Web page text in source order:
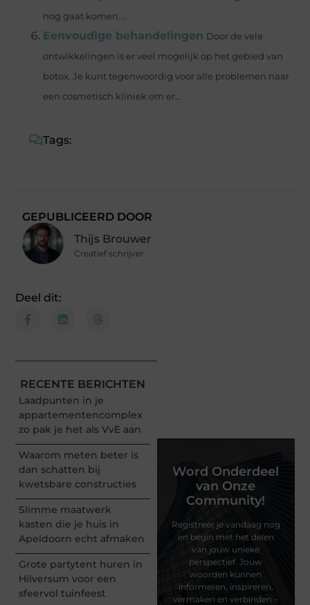
nog gaat komen....
Eenvoudige behandelingen Door de vele
ontwikkelingen is er veel mogelijk op het gebied van
botox. Je kunt tegenwoordig voor alle problemen naar
een cosmetisch kliniek om er...
Tags:
GEPUBLICEERD DOOR
Thijs Brouwer
Creatief schrijver
Deel dit:
RECENTE BERICHTEN
Laadpunten in je
appartementencomplex
zo pak je het als VvE aan
Waarom meten beter is
dan schatten bij
kwetsbare constructies
Slimme maatwerk
kasten die je huis in
Apeldoorn echt afmaken
Grote partytent huren in
Hilversum voor een
sfeervol tuinfeest
Word Onderdeel
van Onze
Community!
Registreer je vandaag nog
en begin met het delen
van jouw unieke
perspectief. Jouw
woorden kunnen
informeren, inspireren,
vermaken en verbinden –